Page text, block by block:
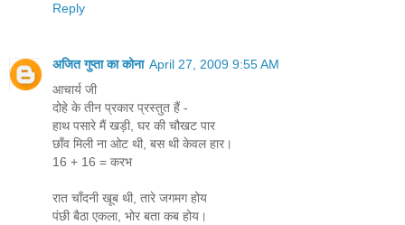
Reply
अजित गुप्ता का कोना April 27, 2009 9:55 AM
आचार्य जी
दोहे के तीन प्रकार प्रस्‍तुत हैं -
हाथ पसारे मैं खड़ी, घर की चौखट पार
छाँव मिली ना ओट थी, बस थी केवल हार।
16 + 16 = करभ
रात चाँदनी खूब थी, तारे जगमग होय
पंछी बैठा एकला, भोर बता कब होय।